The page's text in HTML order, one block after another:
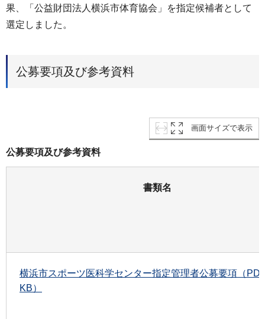
果、「公益財団法人横浜市体育協会」を指定候補者として
選定しました。
公募要項及び参考資料
画面サイズで表示
公募要項及び参考資料
書類名
横浜市スポーツ医科学センター指定管理者公募要項（
KB）